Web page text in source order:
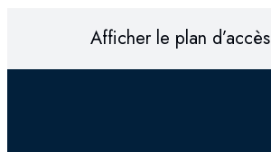
Afficher le plan d’accès